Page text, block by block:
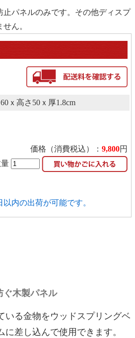
パネルのみです。その他ディスプ
ん。
高さ50ｘ厚1.8cm
価格（消費税込）： 9,800円
内の出荷が可能です。
ぐ木製パネル
いる金物をウッドスプリングベ
に差し込んで使用できます。